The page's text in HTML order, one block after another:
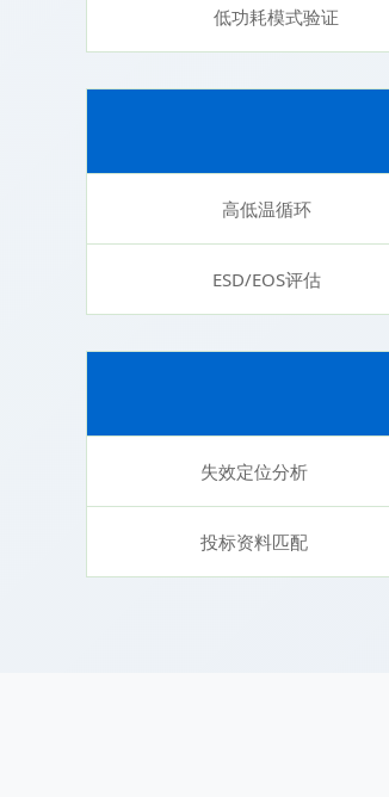
低功耗模式验证
高低温循环
ESD/EOS评估
失效定位分析
投标资料匹配